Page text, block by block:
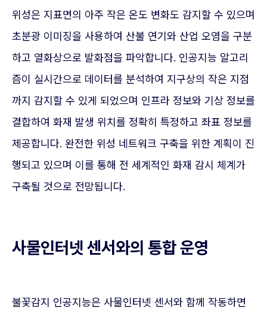
위성은 지표면의 아주 작은 온도 변화도 감지할 수 있으며
초분광 이미징을 사용하여 산불 연기와 산업 오염을 구분
하고 열화상으로 발화점을 파악합니다. 인공지능 알고리
즘이 실시간으로 데이터를 분석하여 지구상의 작은 지점
까지 감지할 수 있게 되었으며 인프라 정보와 기상 정보를
결합하여 화재 발생 위치를 정확히 특정하고 좌표 정보를
제공합니다. 완전한 위성 네트워크 구축을 위한 계획이 진
행되고 있으며 이를 통해 전 세계적인 화재 감시 체계가
구축될 것으로 전망됩니다.
사물인터넷 센서와의 통합 운영
불꽃감지 인공지능은 사물인터넷 센서와 함께 작동하면